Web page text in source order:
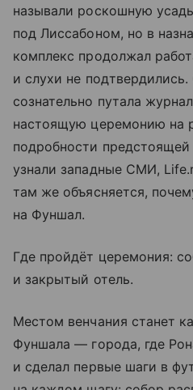
называли роскошную
под Лиссабоном, но в
комплекс продолжал
и слухи не
сознательно путала
настоящую церемонию на
подробности
узнали западные СМИ,
там же объясняется,
на Фуншал.
Где пройдёт церемония:
и закрытый отель.
Местом венчания станет
Фуншала — города, где
и сделал первые шаги в